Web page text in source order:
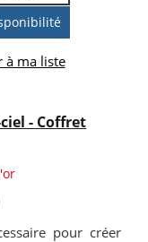
ma liste
- Coffret
pour créer